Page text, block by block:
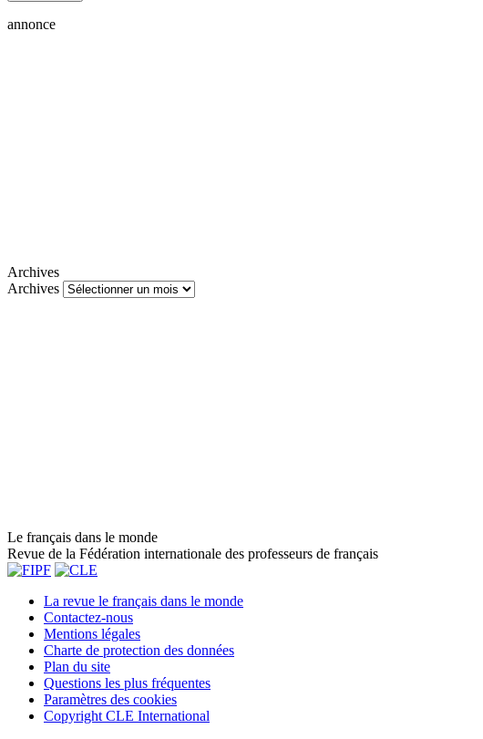
annonce
Archives
Archives
Le français dans le monde
Revue de la Fédération internationale des professeurs de français
La revue le français dans le monde
Contactez-nous
Mentions légales
Charte de protection des données
Plan du site
Questions les plus fréquentes
Paramètres des cookies
Copyright CLE International